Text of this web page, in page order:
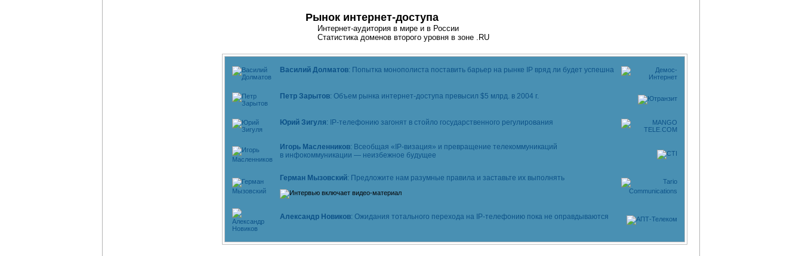
Рынок интернет-доступа
Интернет-аудитория в мире и в России
Статистика доменов второго уровня в зоне .RU
Василий Долматов: Попытка монополиста поставить барьер на рынке IP вряд ли будет успешна
Петр Зарытов: Объем рынка интернет-доступа превысил $5 млрд. в 2004 г.
Юрий Зигуля: IP-телефонию загонят в стойло государственного регулирования
Игорь Масленников: Всеобщая « IP-визация» и превращение телекоммуникаций
в инфокоммуникации — неизбежное будущее
Герман Мызовский: Предложите нам разумные правила и заставьте их выполнять
Александр Новиков: Ожидания тотального перехода на IP-телефонию пока не оправдываются